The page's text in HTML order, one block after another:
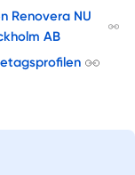
Renovera NU
AB